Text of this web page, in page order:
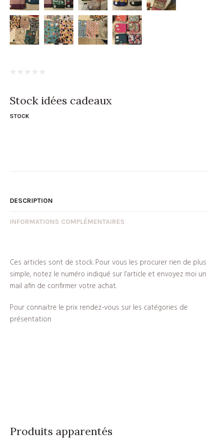
Stock idées cadeaux
STOCK
DESCRIPTION
INFORMATIONS COMPLÉMENTAIRES
Ces articles sont de stock. Pour vous les procurer rien de plus
simple, notez le numéro indiqué sur l’article et envoyez moi un
mail afin de confirmer votre achat.
Pour connaitre le prix rendez-vous sur les catégories de
présentation
Produits apparentés